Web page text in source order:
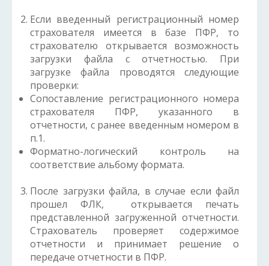
Если введенный регистрационный номер
страхователя имеется в базе ПФР, то
страхователю открывается возможность
загрузки файла с отчетностью. При
загрузке файла проводятся следующие
проверки:
Сопоставление регистрационного номера
страхователя ПФР, указанного в
отчетности, с ранее введенным номером в
п.1.
Форматно-логический контроль на
соответствие альбому формата.
После загрузки файла, в случае если файл
прошел ФЛК, открывается печать
представленной загруженной отчетности.
Страхователь проверяет содержимое
отчетности и принимает решение о
передаче отчетности в ПФР.